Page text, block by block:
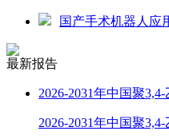
国产手术机器人应
最新报告
2026-2031年中国聚
2026-2031年中国聚